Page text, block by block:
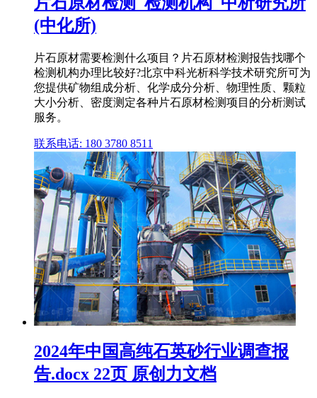
(中化所)
片石原材需要检测什么项目？片石原材检测报告找哪个
检测机构办理比较好?北京中科光析科学技术研究所可为
您提供矿物组成分析、化学成分分析、物理性质、颗粒
大小分析、密度测定各种片石原材检测项目的分析测试
服务。
联系电话: 180 3780 8511
2024年中国高纯石英砂行业调查报
告.docx 22页 原创力文档